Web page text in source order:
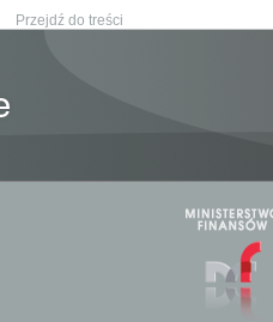
Przejdź do treści